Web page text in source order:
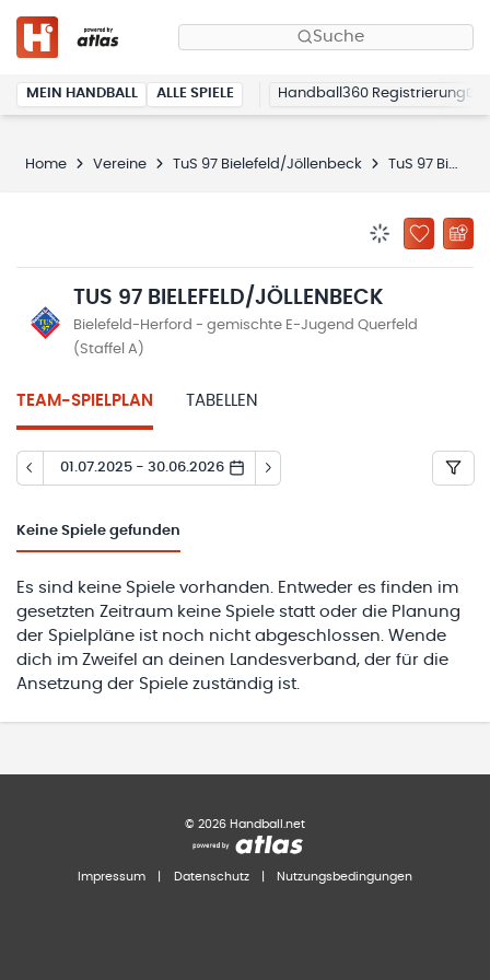
Suche
MEIN HANDBALL ALLE SPIELE Handball360 Registrierung
Home Vereine TuS 97 Bielefeld/Jöllenbeck TuS 97 Bielefeld/Jöllenbeck
ZU
TUS 97 BIELEFELD/JÖLLENBECK
Bielefeld-Herford - gemischte E-Jugend Querfeld
(Staffel A)
TEAM-SPIELPLAN TABELLEN
01.07.2025 - 30.06.2026
Keine Spiele gefunden
Es sind keine Spiele vorhanden. Entweder es finden im
gesetzten Zeitraum keine Spiele statt oder die Planung
der Spielpläne ist noch nicht abgeschlossen. Wende
dich im Zweifel an deinen Landesverband, der für die
Ansetzung der Spiele zuständig ist.
© 2026 Handball.net
Impressum Datenschutz Nutzungsbedingungen